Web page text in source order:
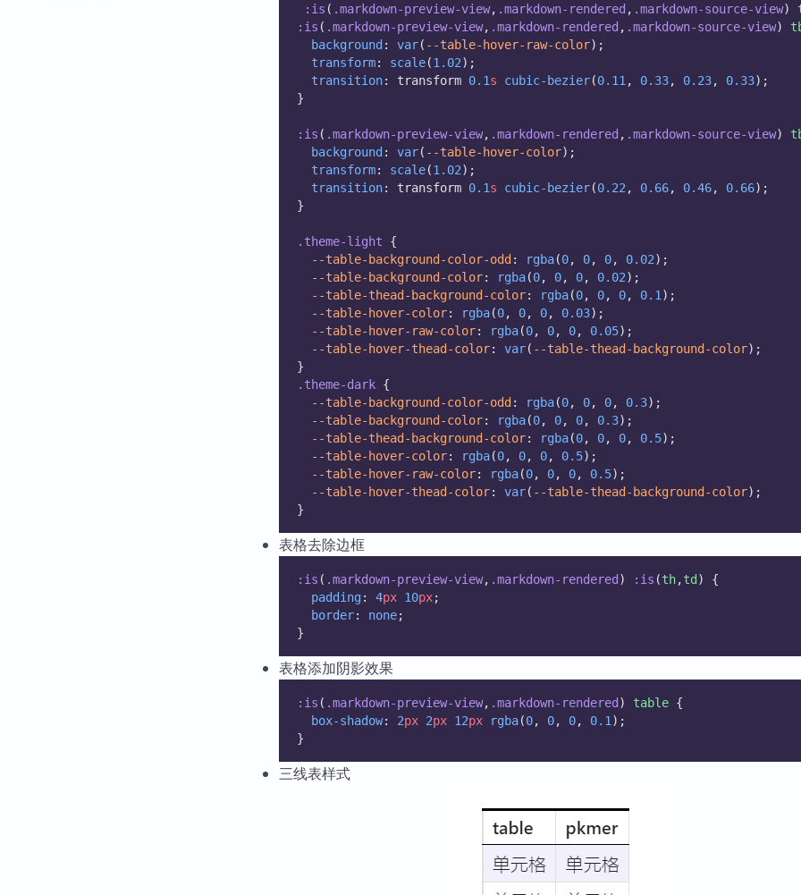
:is ( .markdown-preview-view, .markdown-rendered , .markdown-source-view)
:is ( .markdown-preview-view, .markdown-rendered , .markdown-source-view)
background : var( --table-hover-raw-color);
transform: scale(1.02);
transition: transform 0.1s cubic-bezier(0.11 , 0.33, 0.23, 0.33);
}
:is ( .markdown-preview-view, .markdown-rendered , .markdown-source-view)
background : var( --table-hover-color);
transform: scale(1.02);
transition: transform 0.1s cubic-bezier(0.22 , 0.66, 0.46, 0.66);
}
.theme-light {
--table-background-color-odd : rgba(0, 0, 0, 0.02);
--table-background-color: rgba(0, 0, 0, 0.02);
--table-thead-background-color: rgba(0, 0, 0, 0.1 );
--table-hover-color: rgba(0, 0, 0, 0.03);
--table-hover-raw-color: rgba(0, 0, 0, 0.05);
--table-hover-thead-color: var( --table-thead-background-color);
}
.theme-dark {
--table-background-color-odd : rgba(0, 0, 0, 0.3);
--table-background-color: rgba(0, 0, 0, 0.3);
--table-thead-background-color: rgba(0, 0, 0, 0.5);
--table-hover-color: rgba(0, 0, 0, 0.5);
--table-hover-raw-color: rgba(0, 0, 0, 0.5);
--table-hover-thead-color: var( --table-thead-background-color);
}
表格去除边框
:is ( .markdown-preview-view, .markdown-rendered ) :is (th,td ) {
padding : 4px 10px;
border: none;
}
表格添加阴影效果
:is ( .markdown-preview-view, .markdown-rendered ) table {
box-shadow: 2px 2px 12px rgba(0, 0, 0, 0.1 );
}
三线表样式